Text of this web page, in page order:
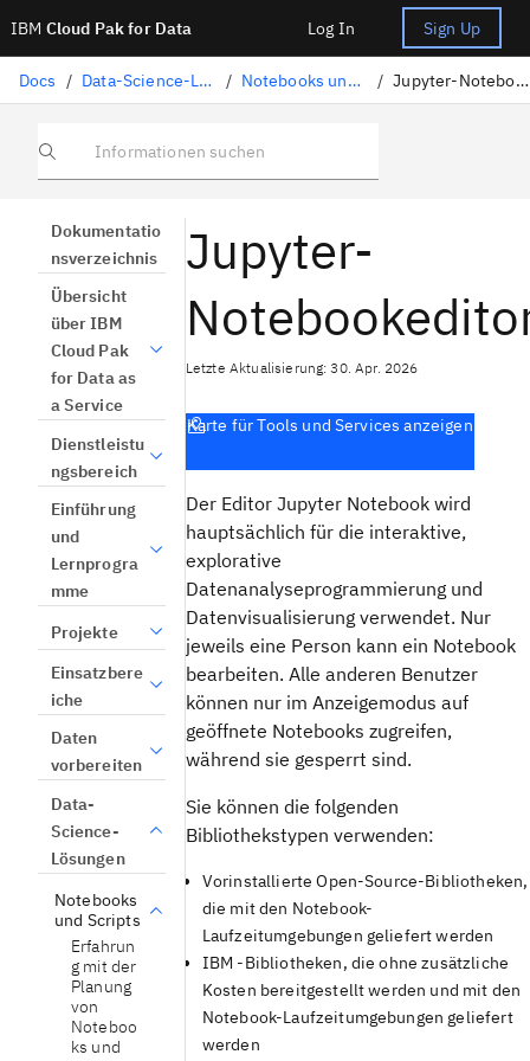
IBM Cloud Pak for Data Log In Sign Up
Docs / Data-Science-Lösungen / Notebooks und Scripts / Jupyter-Notebookeditor
Informationen suchen
Dokumentatio
nsverzeichnis
Übersicht
über IBM
Cloud Pak
for Data as
a Service
Dienstleistu
ngsbereich
Einführung
und
Lernprogra
mme
Projekte
Einsatzbere
iche
Daten
vorbereiten
Data-
Science-
Lösungen
Notebooks
und Scripts
Erfahrun
g mit der
Planung
von
Noteboo
ks und
Jupyter-
Letzte Aktualisierung: 30. Apr. 2026
Karte für Tools und Services anzeigen
Der Editor Jupyter Notebook wird
hauptsächlich für die interaktive,
explorative
Datenanalyseprogrammierung und
Datenvisualisierung verwendet. Nur
jeweils eine Person kann ein Notebook
bearbeiten. Alle anderen Benutzer
können nur im Anzeigemodus auf
geöffnete Notebooks zugreifen,
während sie gesperrt sind.
Sie können die folgenden
Bibliothekstypen verwenden:
Vorinstallierte Open-Source-Bibliotheken,
die mit den Notebook-
Laufzeitumgebungen geliefert werden
IBM -Bibliotheken, die ohne zusätzliche
Kosten bereitgestellt werden und mit den
Notebook-Laufzeitumgebungen geliefert
werden